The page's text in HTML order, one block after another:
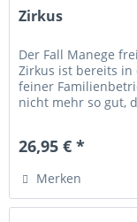
Zirkus
Der Fall Manege
Zirkus ist bereits in
feiner
nicht mehr so gut,
26,95 € *
Merken